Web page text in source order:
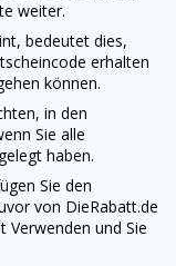
weiter.
bedeutet dies,
erhalten
können.
in den
Sie alle
haben.
Sie den
von DieRabatt.de
Verwenden und Sie